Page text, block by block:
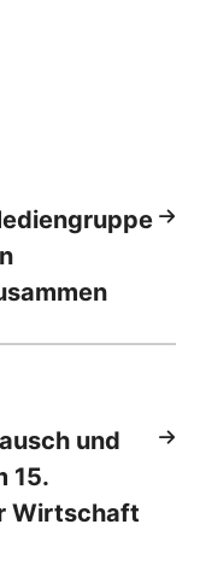
und
15.
Wirtschaft